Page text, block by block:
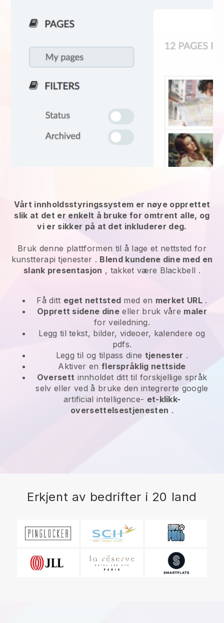
Vårt innholdsstyringssystem er nøye opprettet
slik at det er enkelt å bruke for omtrent alle, og
vi er sikker på at det inkluderer deg.
Bruk denne plattformen til å lage et nettsted for
kunstterapi tjenester . Blend kundene dine med en
slank presentasjon , takket være Blackbell .
Få ditt eget nettsted med en merket URL.
Opprett sidene dine eller bruk våre maler
for veiledning.
Legg til tekst, bilder, videoer, kalendere og
pdfs.
Legg til og tilpass dine tjenester .
Aktiver en flerspråklig nettside
Oversett innholdet ditt til forskjellige språk
selv eller ved å bruke den integrerte google
artificial intelligence- et-klikk-
oversettelsestjenesten .
Erkjent av bedrifter i 20 land